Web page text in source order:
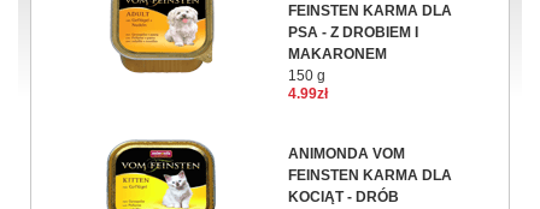
FEINSTEN KARMA DLA
PSA - Z DROBIEM I
MAKARONEM
150 g
4.99zł
ANIMONDA VOM
FEINSTEN KARMA DLA
KOCIĄT - DRÓB